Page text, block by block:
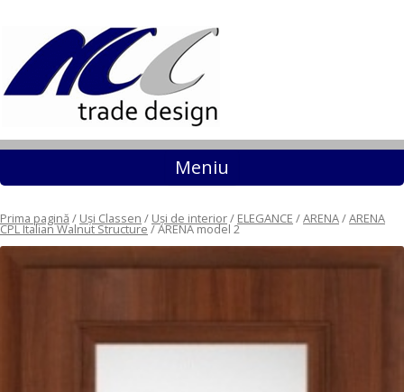
Meniu Sari la conținut
Prima pagină / Uși Classen / Uși de interior/ ELEGANCE /ARENA/ARENA
CPL Italian Walnut Structure / ARENA model 2